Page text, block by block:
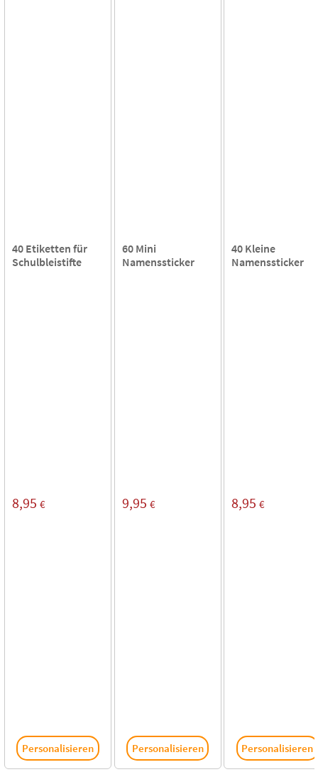
40 Etiketten für
Schulbleistifte
8,95 €
Personalisieren
60 Mini
Namenssticker
9,95 €
Personalisieren
40 Kleine
Namenssticker
8,95 €
Personalisieren